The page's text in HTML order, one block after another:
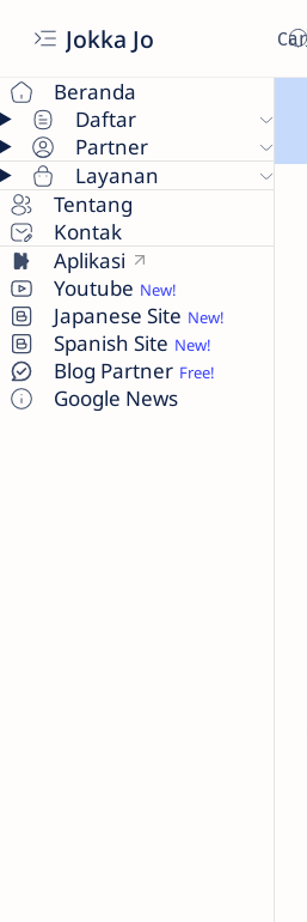
Jokka Jo
Beranda
Daftar
Partner
Layanan
Tentang
Kontak
Aplikasi
Youtube
Japanese Site
Spanish Site
Blog Partner
Google News